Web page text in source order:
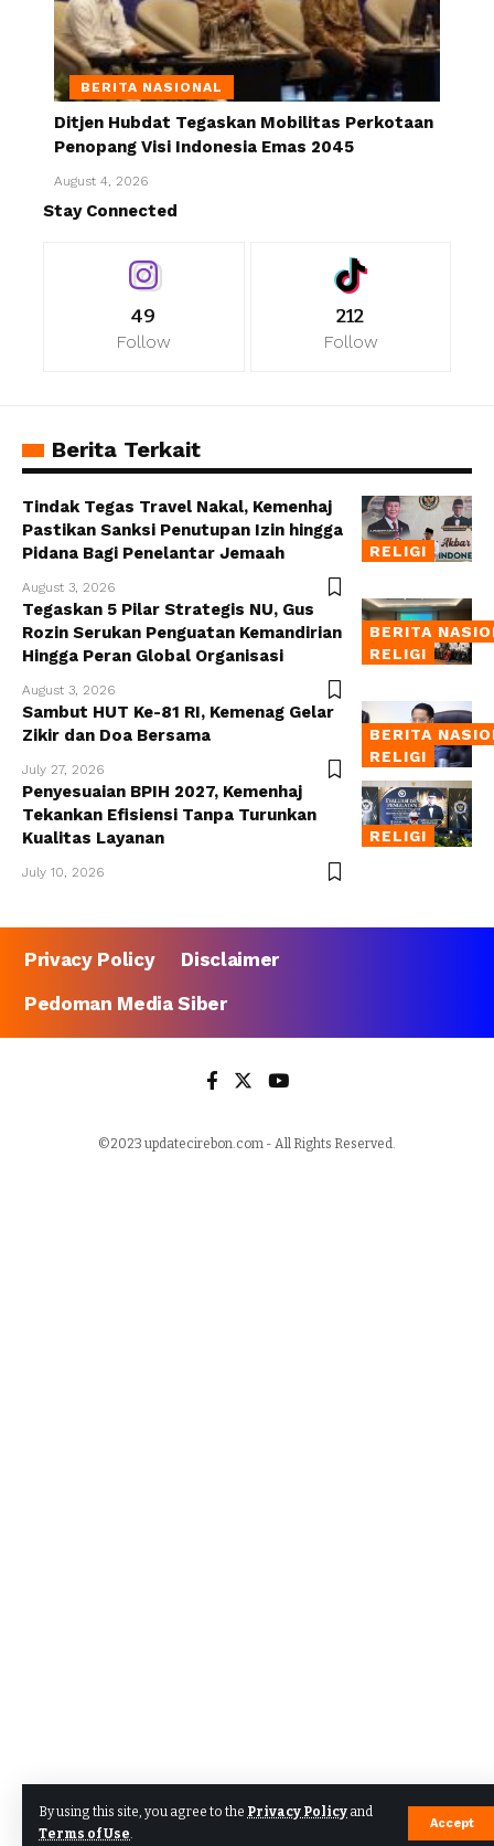
By using this site, you agree to the Privacy Policy and
Terms of Use.
Accept
BERITA NASIONAL
Ditjen Hubdat Tegaskan Mobilitas Perkotaan
Penopang Visi Indonesia Emas 2045
August 4, 2026
Stay Connected
49
Follow
212
Follow
Berita Terkait
RELIGI
Tindak Tegas Travel Nakal, Kemenhaj
Pastikan Sanksi Penutupan Izin hingga
Pidana Bagi Penelantar Jemaah
August 3, 2026
BERITA
RELIGI
Tegaskan 5 Pilar Strategis NU, Gus
Rozin Serukan Penguatan Kemandirian
Hingga Peran Global Organisasi
August 3, 2026
BERITA
RELIGI
Sambut HUT Ke-81 RI, Kemenag Gelar
Zikir dan Doa Bersama
July 27, 2026
RELIGI
Penyesuaian BPIH 2027, Kemenhaj
Tekankan Efisiensi Tanpa Turunkan
Kualitas Layanan
July 10, 2026
Privacy Policy
Disclaimer
Pedoman Media Siber
©2023 updatecirebon.com - All Rights Reserved.